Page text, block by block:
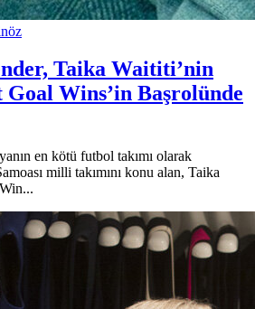
Taika Waititi’nin
Wins’in Başrolünde
en kötü futbol takımı olarak
milli takımını konu alan, Taika